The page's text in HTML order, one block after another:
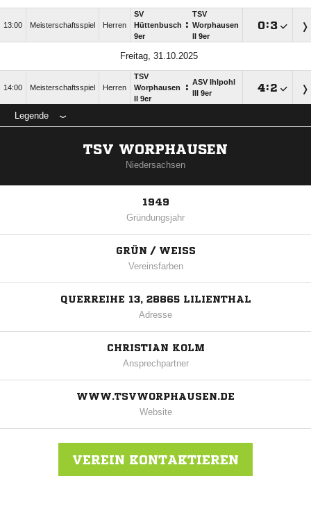
13:00 Meisterschaftsspiel Herren
SV
Hüttenbusch
9er
:
TSV
Worphausen
II 9er
:
Freitag, 31.10.2025
14:00 Meisterschaftsspiel Herren
TSV
Worphausen
II 9er
: ASV Ihlpohl
III 9er
:
Legende
TSV WORPHAUSEN
Niedersachsen
1949
Gründungsjahr
GRÜN / WEISS
Vereinsfarben
QUERREIHE 13, 28865 LILIENTHAL
Adresse
CHRISTIAN KOLM
Ansprechpartner
WWW.TSVWORPHAUSEN.DE
Website
VEREIN KONTAKTIEREN